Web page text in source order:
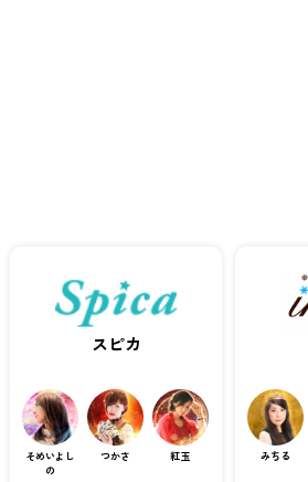
スピカ
そめいよし
の
つかさ 紅玉 みちる